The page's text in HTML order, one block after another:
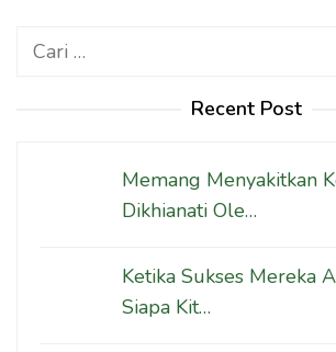
Cari
Recent Post
Memang Menyakitkan
Dikhianati Ole…
Ketika Sukses Mereka
Siapa Kit…